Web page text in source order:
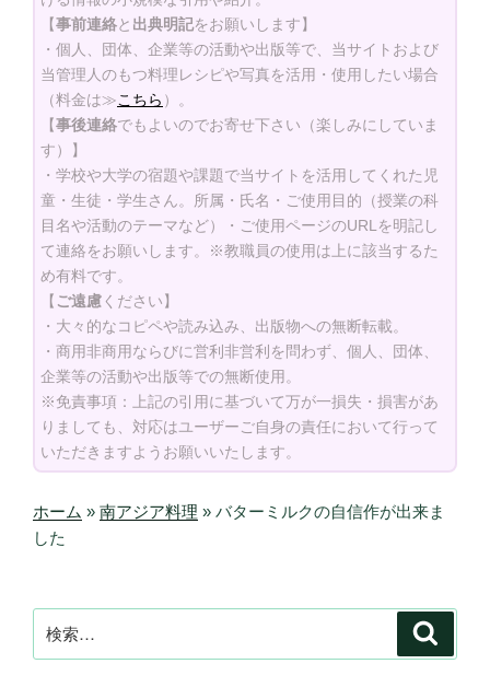
【事前連絡と 出典明記をお願いします】
・個人、団体、企業等の活動や出版等で、当サイトおよび
当管理人のもつ料理レシピや写真を活用・使用したい場合
（料金は≫こちら ）。
【事後連絡でもよいのでお寄せ下さい（楽しみにしていま
す）】
・学校や大学の宿題や課題で当サイトを活用してくれた児
童・生徒・学生さん。所属・氏名・ご使用目的（授業の科
目名や活動のテーマなど）・ご使用ページのURLを明記し
て連絡をお願いします。※教職員の使用は上に該当するた
め有料です。
【 ご遠慮ください】
・大々的なコピペや読み込み、出版物への無断転載。
・商用非商用ならびに営利非営利を問わず、個人、団体、
企業等の活動や出版等での無断使用。
※免責事項：上記の引用に基づいて万が一損失・損害があ
りましても、対応はユーザーご自身の責任において行って
いただきますようお願いいたします。
ホーム » 南アジア料理 » バターミルクの自信作が出来ま
した
索: